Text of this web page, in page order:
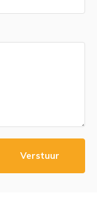
Verstuur